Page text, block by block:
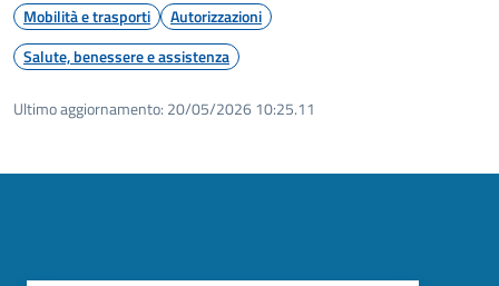
Mobilità e trasporti
Autorizzazioni
Salute, benessere e assistenza
Ultimo aggiornamento: 20/05/2026 10:25.11